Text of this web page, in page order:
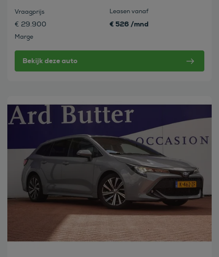
Vraagprijs
€ 29.900
Marge
Leasen vanaf
€ 526 /mnd
Bekijk deze auto
Bekijk deze auto